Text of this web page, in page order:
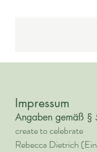
Impressum
Angaben gemäß §
create to celebrate
Rebecca Dietrich